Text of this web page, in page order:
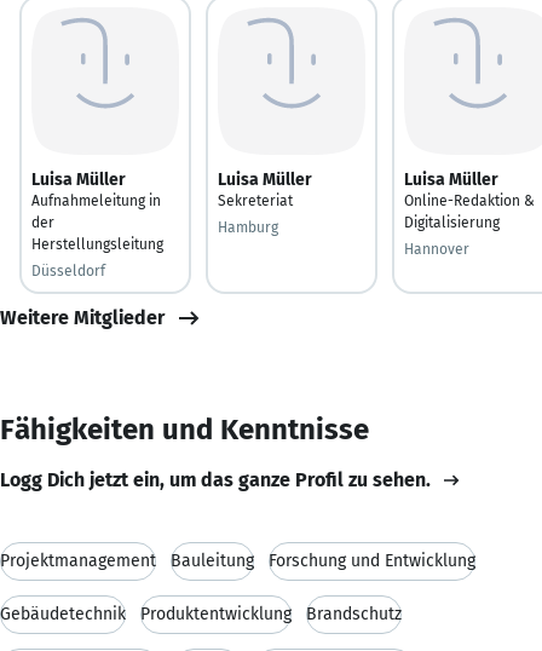
Luisa Müller
Aufnahmeleitung in
der
Herstellungsleitung
Düsseldorf
Luisa Müller
Sekreteriat
Hamburg
Luisa Müller
Online-Redaktion &
Digitalisierung
Hannover
Weitere Mitglieder
Fähigkeiten und Kenntnisse
Logg Dich jetzt ein, um das ganze Profil zu sehen.
Projektmanagement Bauleitung Forschung und Entwicklung
Gebäudetechnik Produktentwicklung Brandschutz